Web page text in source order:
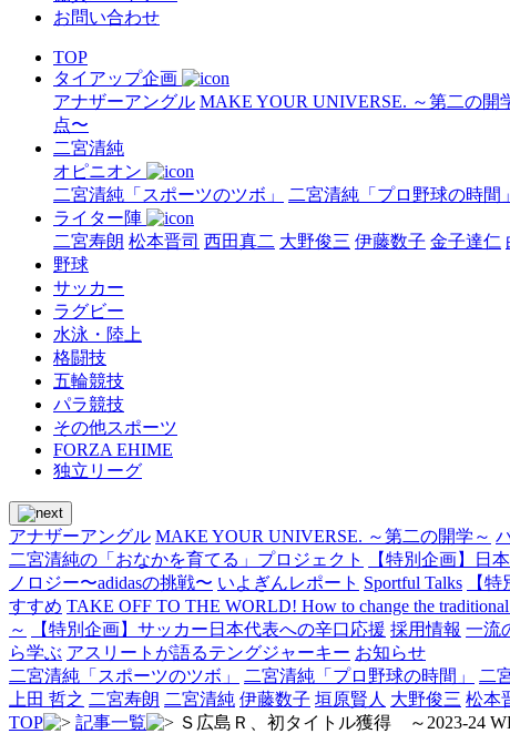
お問い合わせ
TOP
タイアップ企画
アナザーアングル MAKE YOUR UNIVERSE. ～第二の開
点〜
二宮清純
オピニオン
二宮清純「スポーツのツボ」
二宮清純「プロ野球の時間」
ライター陣
二宮寿朗 松本晋司 西田真二 大野俊三 伊藤数子 金子達仁
野球
サッカー
ラグビー
水泳・陸上
格闘技
五輪競技
パラ競技
その他スポーツ
FORZA EHIME
独立リーグ
アナザーアングル MAKE YOUR UNIVERSE. ～第二の開学～
二宮清純の「おなかを育てる」プロジェクト
【特別企画】日
ノロジー〜adidasの挑戦〜 いよぎんレポート Sportful Talks 【
すすめ TAKE OFF TO THE WORLD! How to change the traditional
～
【特別企画】サッカー日本代表への辛口応援 採用情報 一流
ら学ぶ アスリートが語るテングジャーキー お知らせ
二宮清純「スポーツのツボ」
二宮清純「プロ野球の時間」 二
上田 哲之 二宮寿朗 二宮清純 伊藤数子 垣原賢人 大野俊三 松本
TOP
記事一覧 Ｓ広島Ｒ、初タイトル獲得 ～2023-24